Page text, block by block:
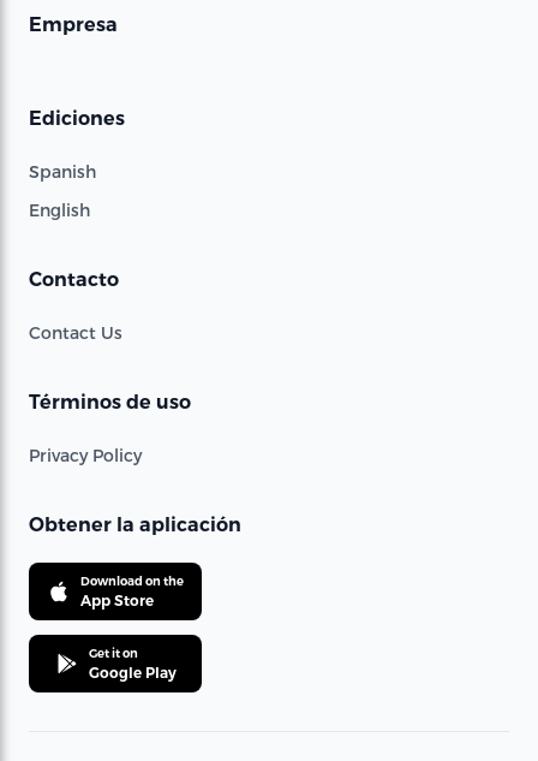
Empresa
Ediciones
Spanish
English
Contacto
Contact Us
Términos de uso
Privacy Policy
Obtener la aplicación
Download on the
App Store
Get it on
Google Play